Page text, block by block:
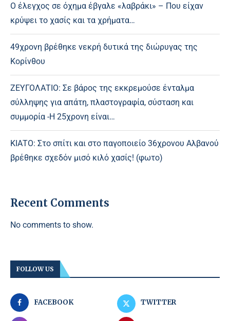
Ο έλεγχος σε όχημα έβγαλε «λαβράκι» – Που είχαν
κρύψει το χασίς και τα χρήματα…
49χρονη βρέθηκε νεκρή δυτικά της διώρυγας της
Κορίνθου
ΖΕΥΓΟΛΑΤΙΟ: Σε βάρος της εκκρεμούσε ένταλμα
σύλληψης για απάτη, πλαστογραφία, σύσταση και
συμμορία -Η 25χρονη είναι…
ΚΙΑΤΟ: Στο σπίτι και στο παγοποιείο 36χρονου Αλβανού
βρέθηκε σχεδόν μισό κιλό χασίς! (φωτο)
Recent Comments
No comments to show.
FOLLOW US
FACEBOOK TWITTER